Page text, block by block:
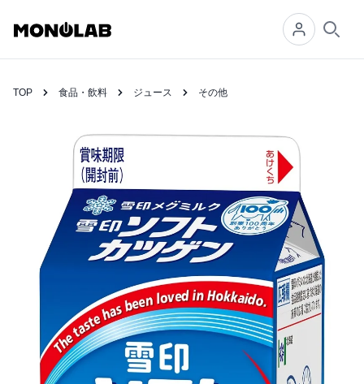
TOP 食品・飲料 ジュース その他